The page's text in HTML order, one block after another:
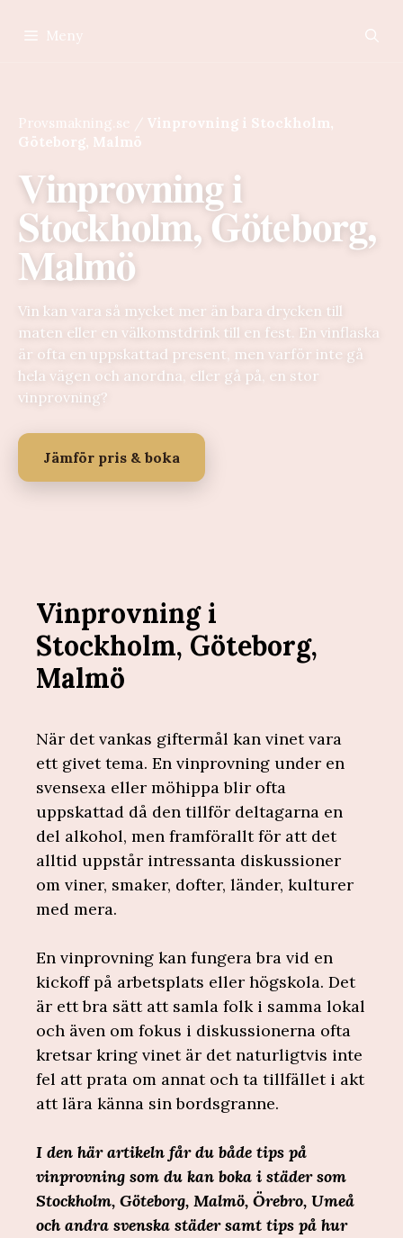
Meny
Provsmakning.se
Vinprovning i Stockholm,
Göteborg, Malmö
Vinprovning i
Stockholm, Göteborg,
Malmö
Vin kan vara så mycket mer än bara drycken till
maten eller en välkomstdrink till en fest. En vinflaska
är ofta en uppskattad present, men varför inte gå
hela vägen och anordna, eller gå på, en stor
vinprovning?
Jämför pris & boka
Vinprovning i
Stockholm, Göteborg,
Malmö
När det vankas giftermål kan vinet vara
ett givet tema. En vinprovning under en
svensexa eller möhippa blir ofta
uppskattad då den tillför deltagarna en
del alkohol, men framförallt för att det
alltid uppstår intressanta diskussioner
om viner, smaker, dofter, länder, kulturer
med mera.
En vinprovning kan fungera bra vid en
kickoff på arbetsplats eller högskola. Det
är ett bra sätt att samla folk i samma lokal
och även om fokus i diskussionerna ofta
kretsar kring vinet är det naturligtvis inte
fel att prata om annat och ta tillfället i akt
att lära känna sin bordsgranne.
I den här artikeln får du både tips på
vinprovning som du kan boka i städer som
Stockholm, Göteborg, Malmö, Örebro, Umeå
och andra svenska städer samt tips på hur